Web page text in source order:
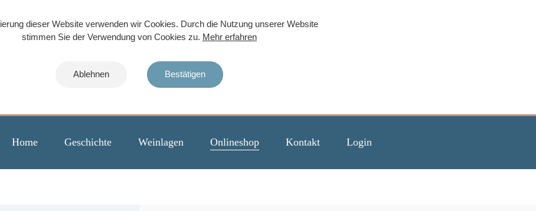
dieser Website verwenden wir Cookies. Durch die Nutzung unserer Website
stimmen Sie der Verwendung von Cookies zu. Mehr erfahren
Ablehnen Bestätigen
Home Geschichte Weinlagen Onlineshop Kontakt Login